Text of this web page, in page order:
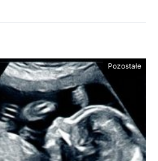
Pozostałe